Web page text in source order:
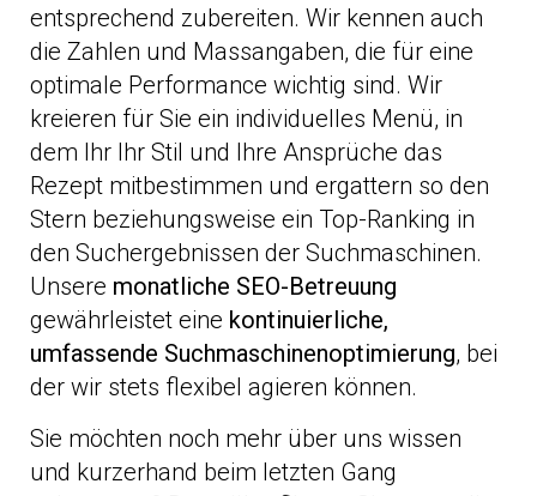
entsprechend zubereiten. Wir kennen auch
die Zahlen und Massangaben, die für eine
optimale Performance wichtig sind. Wir
kreieren für Sie ein individuelles Menü, in
dem Ihr Ihr Stil und Ihre Ansprüche das
Rezept mitbestimmen und ergattern so den
Stern beziehungsweise ein Top-Ranking in
den Suchergebnissen der Suchmaschinen.
Unsere monatliche SEO-Betreuung
gewährleistet eine kontinuierliche,
umfassende Suchmaschinenoptimierung, bei
der wir stets flexibel agieren können.
Sie möchten noch mehr über uns wissen
und kurzerhand beim letzten Gang